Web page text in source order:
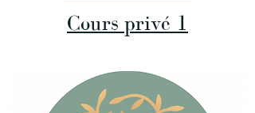
Cours privé 1